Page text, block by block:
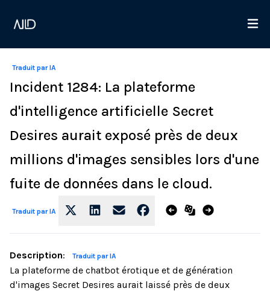
Traduit par IA
Incident 1284: La plateforme
d'intelligence artificielle Secret
Desires aurait exposé près de deux
millions d'images sensibles lors d'une
fuite de données dans le cloud.
Traduit par IA
Description: Traduit par IA
La plateforme de chatbot érotique et de génération
d'images Secret Desires aurait laissé près de deux